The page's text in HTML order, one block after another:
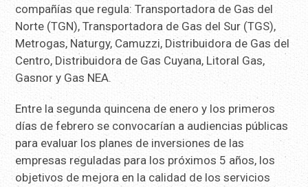
compañías que regula: Transportadora de Gas del
Norte (TGN), Transportadora de Gas del Sur (TGS),
Metrogas, Naturgy, Camuzzi, Distribuidora de Gas del
Centro, Distribuidora de Gas Cuyana, Litoral Gas,
Gasnor y Gas NEA.
Entre la segunda quincena de enero y los primeros
días de febrero se convocarían a audiencias públicas
para evaluar los planes de inversiones de las
empresas reguladas para los próximos 5 años, los
objetivos de mejora en la calidad de los servicios